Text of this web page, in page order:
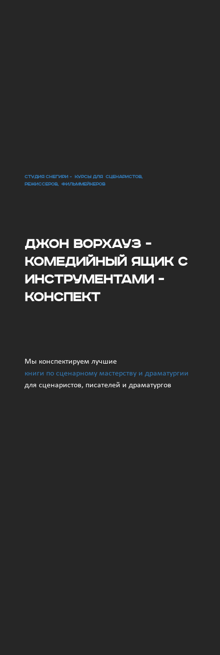
СТУДИЯ СНЕГИРИ - КУРСЫ ДЛЯ СЦЕНАРИСТОВ,
РЕЖИССЕРОВ, ФИЛЬММЕЙКЕРОВ
Джон Ворхауз -
Комедийный ящик с
инструментами -
конспект
Мы конспектируем лучшие
книги по сценарному мастерству и драматургии
для сценаристов, писателей и драматургов